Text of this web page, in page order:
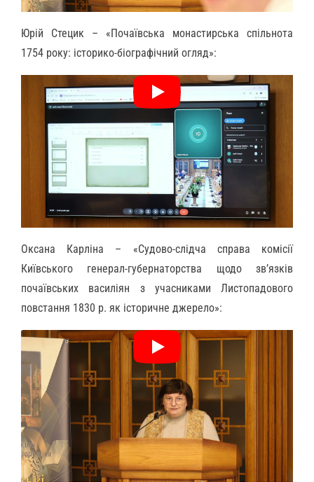
Юрій Стецик – «Почаївська монастирська спільнота
1754 року: історико-біографічний огляд»:
Оксана Карліна – «Судово-слідча справа комісії
Київського генерал-губернаторства щодо зв’язків
почаївських василіян з учасниками Листопадового
повстання 1830 р. як історичне джерело»: